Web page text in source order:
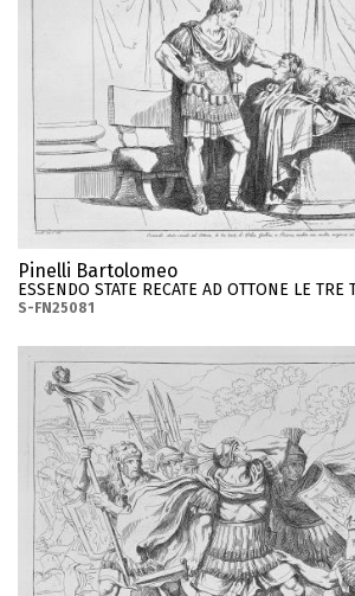
Pinelli Bartolomeo
ESSENDO STATE RECATE AD OTTONE LE TRE
S-FN25081